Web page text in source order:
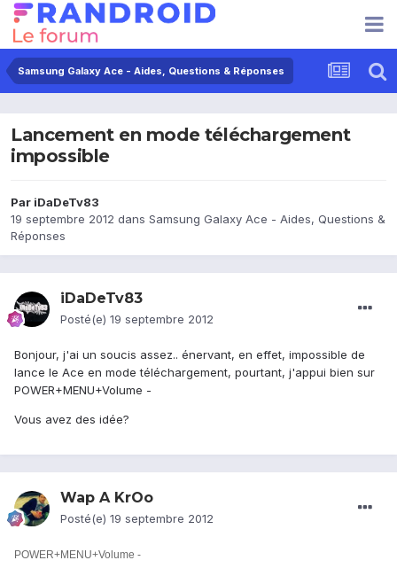
Samsung Galaxy Ace - Aides, Questions & Réponses
Lancement en mode téléchargement
impossible
Par iDaDeTv83
19 septembre 2012 dans Samsung Galaxy Ace - Aides, Questions &
Réponses
iDaDeTv83
Posté(e) 19 septembre 2012
Bonjour, j'ai un soucis assez.. énervant, en effet, impossible de
lance le Ace en mode téléchargement, pourtant, j'appui bien sur
POWER+MENU+Volume -
Vous avez des idée?
Wap A KrOo
Posté(e) 19 septembre 2012
POWER+MENU+Volume -